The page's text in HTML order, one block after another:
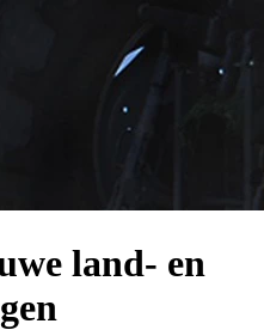
land- en